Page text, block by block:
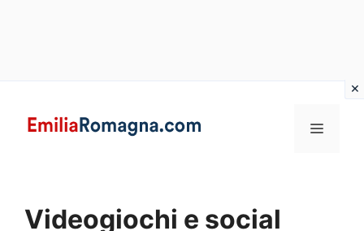
MENU
Videogiochi e social